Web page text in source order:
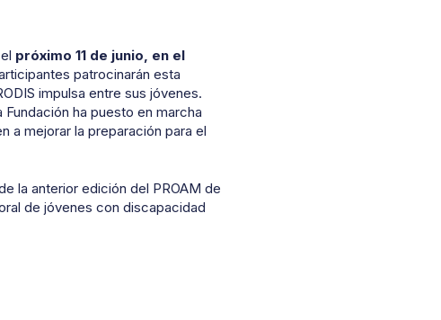
próximo 11 de junio, en el
patrocinarán esta
impulsa entre sus jóvenes.
ha puesto en marcha
a mejorar la preparación para el
la anterior edición del PROAM de
de jóvenes con discapacidad